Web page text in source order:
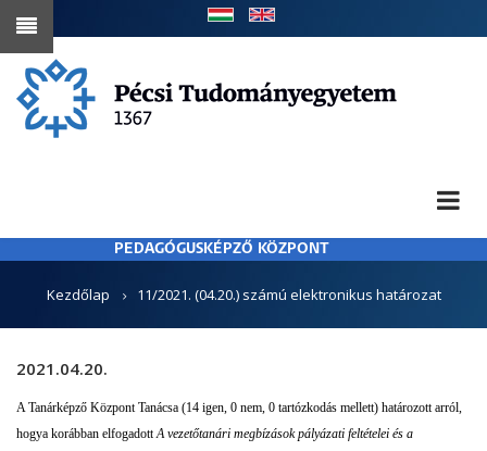
Ugrás
tartalomra
PEDAGÓGUSKÉPZŐ KÖZPONT
Kezdőlap 11/2021. (04.20.) számú elektronikus határozat
2021.04.20.
A Tanárképző Központ Tanácsa (14 igen, 0 nem, 0 tartózkodás mellett) határozott arról,
hogya korábban elfogadott A vezetőtanári megbízások pályázati feltételei és a